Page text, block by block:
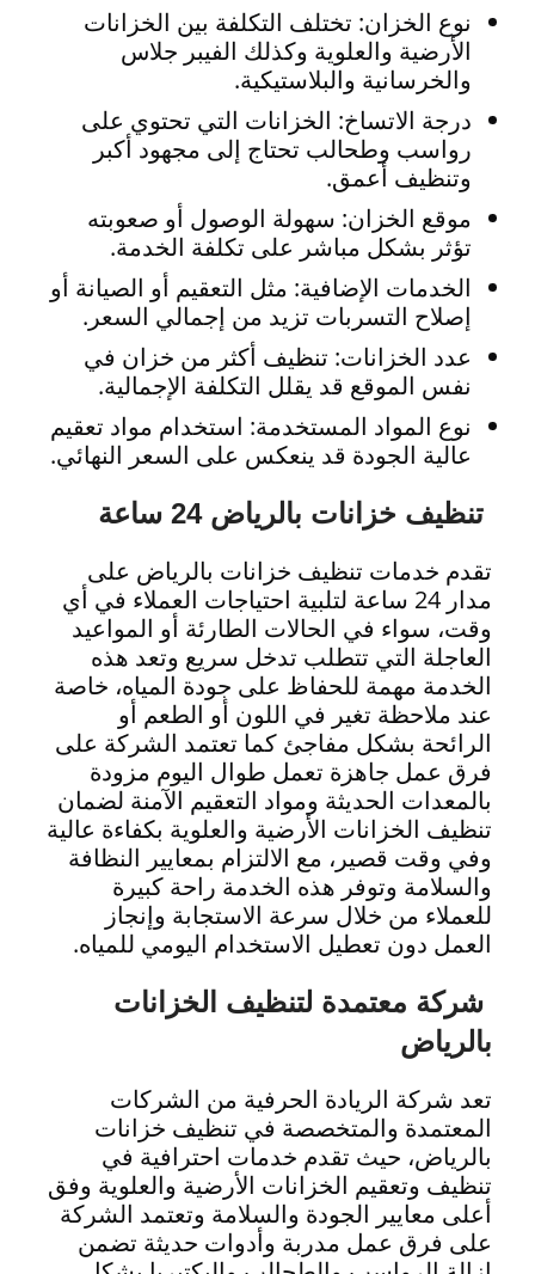
نوع الخزان: تختلف التكلفة بين الخزانات
الأرضية والعلوية وكذلك الفيبر جلاس
والخرسانية والبلاستيكية.
درجة الاتساخ: الخزانات التي تحتوي على
رواسب وطحالب تحتاج إلى مجهود أكبر
وتنظيف أعمق.
موقع الخزان: سهولة الوصول أو صعوبته
تؤثر بشكل مباشر على تكلفة الخدمة.
الخدمات الإضافية: مثل التعقيم أو الصيانة أو
إصلاح التسربات تزيد من إجمالي السعر.
عدد الخزانات: تنظيف أكثر من خزان في
نفس الموقع قد يقلل التكلفة الإجمالية.
نوع المواد المستخدمة: استخدام مواد تعقيم
عالية الجودة قد ينعكس على السعر النهائي.
تنظيف خزانات بالرياض 24 ساعة
تقدم خدمات تنظيف خزانات بالرياض على
مدار 24 ساعة لتلبية احتياجات العملاء في أي
وقت، سواء في الحالات الطارئة أو المواعيد
العاجلة التي تتطلب تدخل سريع وتعد هذه
الخدمة مهمة للحفاظ على جودة المياه، خاصة
عند ملاحظة تغير في اللون أو الطعم أو
الرائحة بشكل مفاجئ كما تعتمد الشركة على
فرق عمل جاهزة تعمل طوال اليوم مزودة
بالمعدات الحديثة ومواد التعقيم الآمنة لضمان
تنظيف الخزانات الأرضية والعلوية بكفاءة عالية
وفي وقت قصير، مع الالتزام بمعايير النظافة
والسلامة وتوفر هذه الخدمة راحة كبيرة
للعملاء من خلال سرعة الاستجابة وإنجاز
العمل دون تعطيل الاستخدام اليومي للمياه.
شركة معتمدة لتنظيف الخزانات
بالرياض
تعد شركة الريادة الحرفية من الشركات
المعتمدة والمتخصصة في تنظيف خزانات
بالرياض، حيث تقدم خدمات احترافية في
تنظيف وتعقيم الخزانات الأرضية والعلوية وفق
أعلى معايير الجودة والسلامة وتعتمد الشركة
على فرق عمل مدربة وأدوات حديثة تضمن